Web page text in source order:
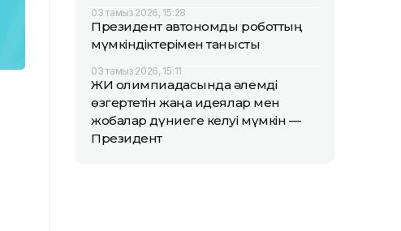
03 тамыз 2026, 15:28
Президент автономды роботтың
мүмкіндіктерімен танысты
03 тамыз 2026, 15:11
ЖИ олимпиадасында әлемді
өзгертетін жаңа идеялар мен
жобалар дүниеге келуі мүмкін —
Президент